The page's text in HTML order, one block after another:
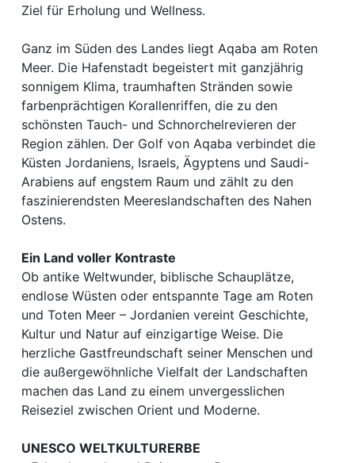
Ziel für Erholung und Wellness.
Ganz im Süden des Landes liegt Aqaba am Roten
Meer. Die Hafenstadt begeistert mit ganzjährig
sonnigem Klima, traumhaften Stränden sowie
farbenprächtigen Korallenriffen, die zu den
schönsten Tauch- und Schnorchelrevieren der
Region zählen. Der Golf von Aqaba verbindet die
Küsten Jordaniens, Israels, Ägyptens und Saudi-
Arabiens auf engstem Raum und zählt zu den
faszinierendsten Meereslandschaften des Nahen
Ostens.
Ein Land voller Kontraste
Ob antike Weltwunder, biblische Schauplätze,
endlose Wüsten oder entspannte Tage am Roten
und Toten Meer – Jordanien vereint Geschichte,
Kultur und Natur auf einzigartige Weise. Die
herzliche Gastfreundschaft seiner Menschen und
die außergewöhnliche Vielfalt der Landschaften
machen das Land zu einem unvergesslichen
Reiseziel zwischen Orient und Moderne.
UNESCO WELTKULTURERBE